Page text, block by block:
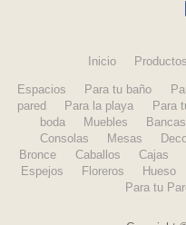
Inicio Productos
Espacios Para tu baño
pared
Para la playa Para
boda
Muebles
Consolas
Mesas
Bronce
Caballos Cajas
Espejos
Floreros Hueso
Para tu